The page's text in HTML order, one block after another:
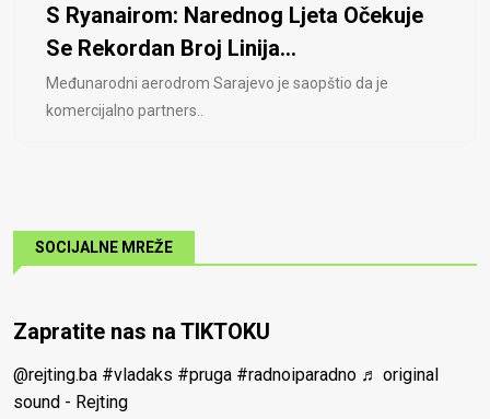
S Ryanairom: Narednog Ljeta Očekuje
Se Rekordan Broj Linija...
Međunarodni aerodrom Sarajevo je saopštio da je
komercijalno partners..
SOCIJALNE MREŽE
Zapratite nas na TIKTOKU
@rejting.ba #vladaks #pruga #radnoiparadno ♬ original
sound - Rejting